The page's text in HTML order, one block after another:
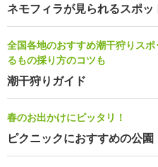
ネモフィラが見られるスポッ
全国各地のおすすめ潮干狩りス
るもの採り方のコツも
潮干狩りガイド
春のお出かけにピッタリ！
ピクニックにおすすめの公園